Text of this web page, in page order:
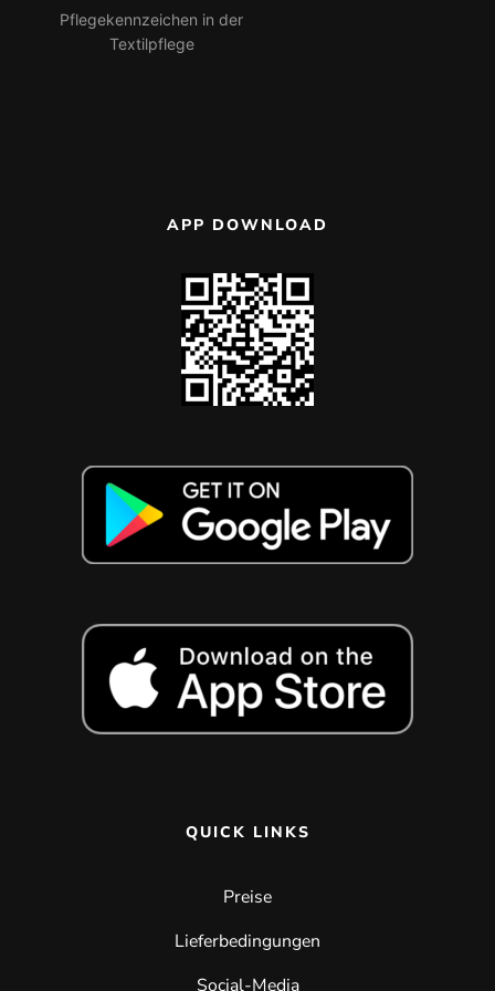
Pflegekennzeichen in der
Textilpflege
APP DOWNLOAD
QUICK LINKS
Preise
Lieferbedingungen
Social-Media